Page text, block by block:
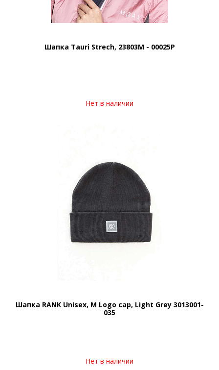
Шапка Tauri Strech, 23803M - 00025P
Нет в наличии
Шапка RANK Unisex, M Logo cap, Light Grey 3013001-
035
Нет в наличии